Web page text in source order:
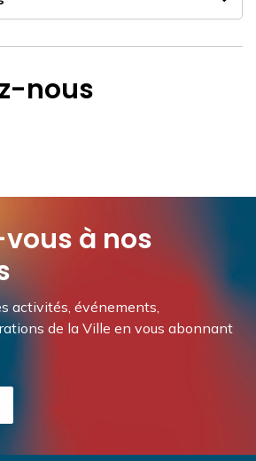
nous
à nos
activités, événements,
de la Ville en vous abonnant